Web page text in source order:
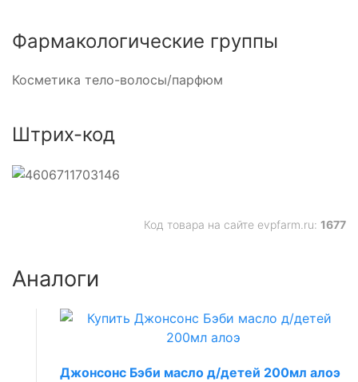
Фармакологические группы
Косметика тело-волосы/парфюм
Штрих-код
Код товара на сайте evpfarm.ru: 1677
Аналоги
Джонсонс Бэби масло д/детей 200мл алоэ